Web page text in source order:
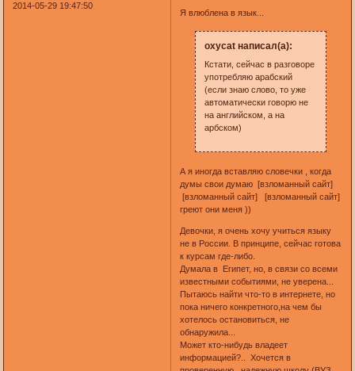
2014-05-29 19:47:50
Я влюблена в язык...
oxycat написал(а):
Кстати, сейчас в разговоре
употребляю арабский
(если знаю слово, то уже
автоматически говорю не
на английском, а на
арбском)
А я иногда вставляю словечки , когда
думы свои думаю [взломанный сайт]
[взломанный сайт] [взломанный сайт]
греют они меня ))
Девочки, я очень хочу учиться языку
не в России. В принципе, сейчас готова
к курсам где-либо.
Думала в Египет, но, в связи со всеми
известными событиями, не уверена...
Пытаюсь найти что-то в интернете, но
пока ничего конкретного,на чем бы
хотелось остановиться, не
обнаружила...
Может кто-нибудь владеет
информацией?.. Хочется в